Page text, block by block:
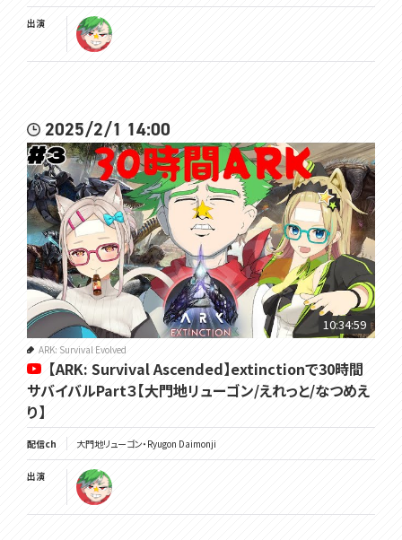
出演
2025/2/1 14:00
10:34:59
ARK: Survival Evolved
【ARK: Survival Ascended】extinctionで30時間
サバイバルPart３【大門地リューゴン/えれっと/なつめえ
り】
配信ch 大門地リューゴン・Ryugon Daimonji
出演